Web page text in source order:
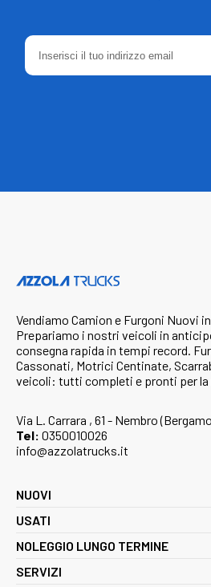
Vendiamo Camion e Furgoni Nuovi
Prepariamo i nostri veicoli in
consegna rapida in tempi record.
Cassonati, Motrici Centinate,
veicoli: tutti completi e pronti per la
Via L. Carrara , 61 - Nembro
Tel: 0350010026
info@azzolatrucks.it
NUOVI
USATI
NOLEGGIO LUNGO TERMINE
SERVIZI